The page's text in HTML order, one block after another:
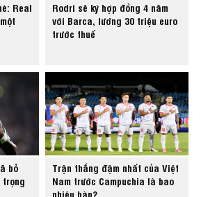
Real
Rodri sẽ ký hợp đồng 4 năm
với Barca, lương 30 triệu euro
trước thuế
bỏ
trọng
Trận thắng đậm nhất của Việt
Nam trước Campuchia là bao
nhiêu bàn?